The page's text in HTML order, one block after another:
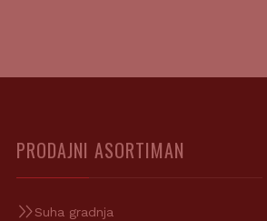
PRODAJNI ASORTIMAN
Suha gradnja